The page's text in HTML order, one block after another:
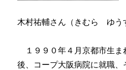
木村祐輔さん（きむら ゆう
１９９０年４月京都市生ま
後、コープ大阪病院に就職